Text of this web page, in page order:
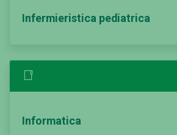
Infermieristica pediatrica
Informatica